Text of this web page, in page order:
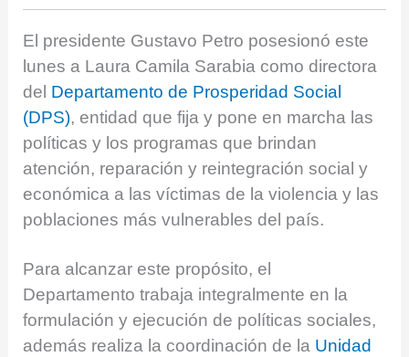
El presidente Gustavo Petro posesionó este
lunes a Laura Camila Sarabia como directora
del Departamento de Prosperidad Social
(DPS), entidad que fija y pone en marcha las
políticas y los programas que brindan
atención, reparación y reintegración social y
económica a las víctimas de la violencia y las
poblaciones más vulnerables del país.
Para alcanzar este propósito, el
Departamento trabaja integralmente en la
formulación y ejecución de políticas sociales,
además realiza la coordinación de la Unidad